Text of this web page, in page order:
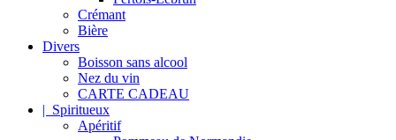
Crémant
Bière
Divers
Boisson sans alcool
Nez du vin
CARTE CADEAU
| Spiritueux
Apéritif